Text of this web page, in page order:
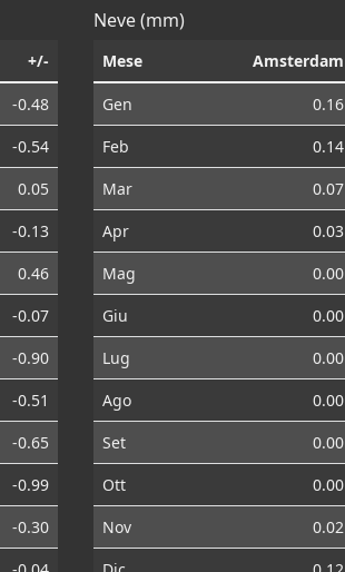
+/-
-0.48
-0.54
0.05
-0.13
0.46
-0.07
-0.90
-0.51
-0.65
-0.99
-0.30
Neve (mm)
Mese Amsterdam
Gen 0.16
Feb
0.14
Mar
0.07
Apr
0.03
Mag
0.00
Giu
0.00
Lug
0.00
Ago
0.00
Set
0.00
Ott
0.00
Nov
0.02